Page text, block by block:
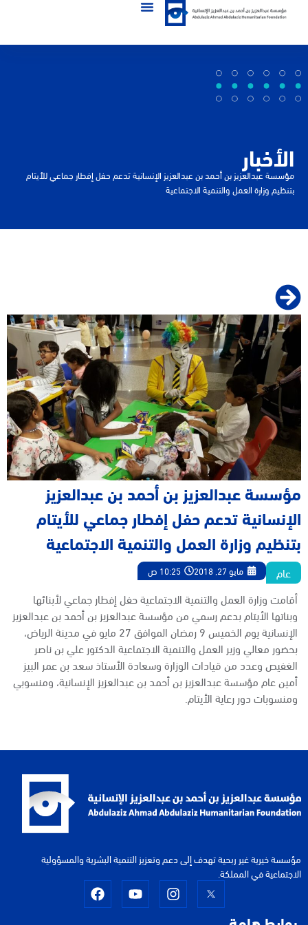
الأخبار
مؤسسة عبدالعزيز بن أحمد بن عبدالعزيز الإنسانية تدعم حفل إفطار جماعي للأيتام
بتنظيم وزارة العمل والتنمية الاجتماعية
مؤسسة عبدالعزيز بن أحمد بن عبدالعزيز
الإنسانية تدعم حفل إفطار جماعي للأيتام
بتنظيم وزارة العمل والتنمية الاجتماعية
عام مايو 27, 2018 10:25 ص
أقامت وزارة العمل والتنمية الاجتماعية حفل إفطار جماعي لأبنائها
وبناتها الأيتام بدعم رسمي من مؤسسة عبدالعزيز بن أحمد بن عبدالعزيز
الإنسانية يوم الخميس 9 رمضان الموافق 27 مايو في مدينة الرياض،
بحضور معالي وزير العمل والتنمية الاجتماعية الدكتور علي بن ناصر
الغفيص وعدد من قيادات الوزارة وسعادة الأستاذ سعد بن عمر البيز
أمين عام مؤسسة عبدالعزيز بن أحمد بن عبدالعزيز الإنسانية، ومنسوبي
ومنسوبات دور رعاية الأيتام.
مؤسسة خيرية غير ربحية تهدف إلى دعم وتعزيز التنمية البشرية والمسؤولية
الاجتماعية في المملكة.